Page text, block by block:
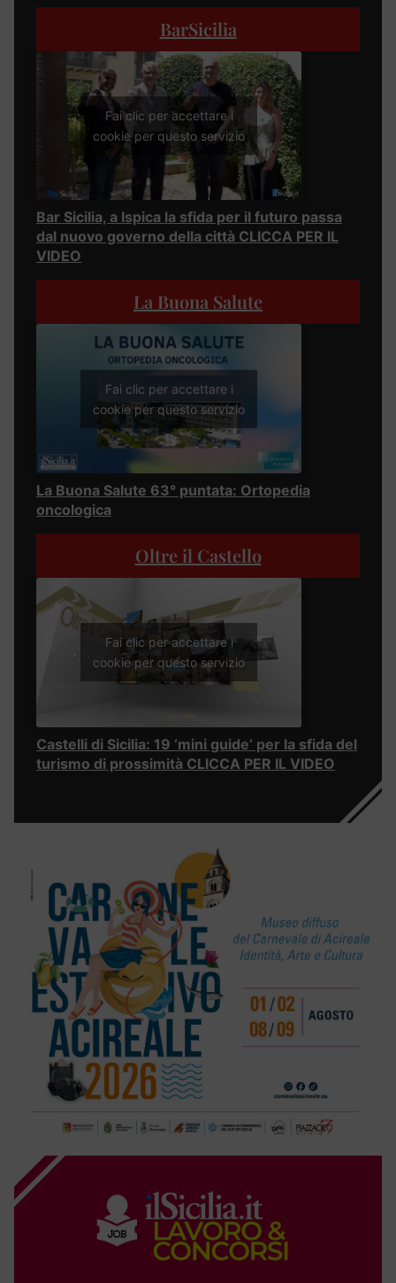
BarSicilia
Fai clic per accettare i
cookie per questo servizio
Bar Sicilia, a Ispica la sfida per il futuro passa
dal nuovo governo della città CLICCA PER IL
VIDEO
La Buona Salute
Fai clic per accettare i
cookie per questo servizio
La Buona Salute 63° puntata: Ortopedia
oncologica
Oltre il Castello
Fai clic per accettare i
cookie per questo servizio
Castelli di Sicilia: 19 ‘mini guide’ per la sfida del
turismo di prossimità CLICCA PER IL VIDEO